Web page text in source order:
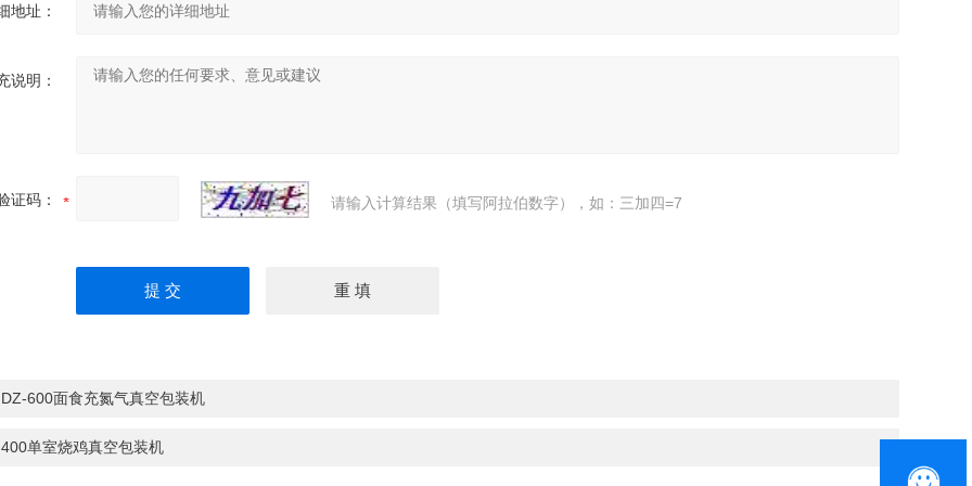
地址：
说明：
证码： 请输入计算结果（填写阿拉伯数字），如：三加四=7
DZ-600面食充氮气真空包装机
400单室烧鸡真空包装机